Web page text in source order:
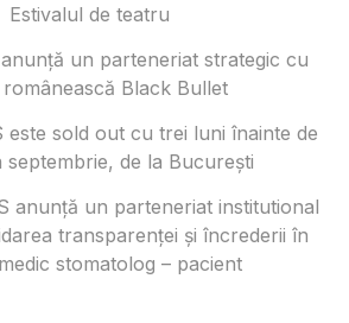
Estivalul de teatru
un parteneriat strategic cu
Black Bullet
este sold out cu trei luni înainte de
septembrie, de la București
anunță un parteneriat institutional
transparenței și încrederii în
stomatolog – pacient